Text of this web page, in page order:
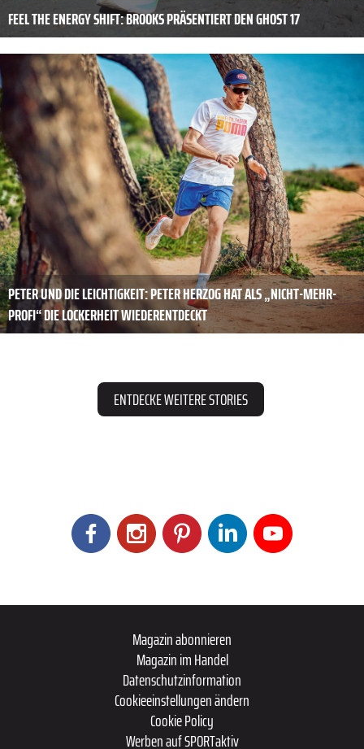
FEEL THE ENERGY SHIFT: BROOKS PRÄSENTIERT DEN GHOST 17
PETER UND DIE LEICHTIGKEIT: PETER HERZOG HAT ALS „NICHT-MEHR-
PROFI“ DIE LOCKERHEIT WIEDERENTDECKT
ENTDECKE WEITERE STORIES
Magazin abonnieren
Magazin im Handel
Datenschutzinformation
Cookieeinstellungen ändern
Cookie Policy
Werben auf SPORTaktiv